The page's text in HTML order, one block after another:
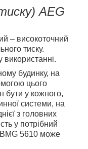
AEG
– високоточний
тиску.
будинку, на
цього
бути у кожного,
системи, на
з головних
у потрібний
5610 може